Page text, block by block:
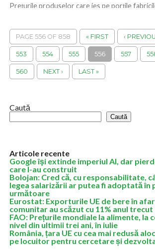
Preţurile produselor care ies pe porţile
PAGE 556 OF 858 « FIRST ‹
553 554 555 556 557
560 NEXT › LAST »
Caută
Caută
Articole recente
Google îşi extinde imperiul AI, dar
care l-au construit
Bolojan: Cred că, cu responsabilitate,
legea salarizării ar putea fi adoptată în
următoare
Eurostat: Exporturile UE de bere în
comunitar au scăzut cu 11% anul trecut
FAO: Prețurile mondiale la alimente, la
nivel din ultimii trei ani, în iulie
România, țara UE cu cea mai redusă
pe locuitor pentru cercetare și